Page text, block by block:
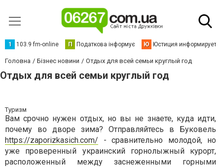
1 103.9 fm-online П Податкова інформує Ю Юстиция информирует
Головна Бізнес новини Отдых для всей семьи круглый год
Отдых для всей семьи круглый год
Туризм
Вам срочно нужен отдых, но вы не знаете, куда идти,
почему во дворе зима? Отправляйтесь в Буковель
https://zaporizkasich.com/ - сравнительно молодой, но
уже проверенный украинский горнолыжный курорт,
расположенный между заснеженными горными